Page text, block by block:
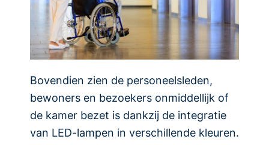
Bovendien zien de personeelsleden,
bewoners en bezoekers onmiddellijk of
de kamer bezet is dankzij de integratie
van LED-lampen in verschillende kleuren.